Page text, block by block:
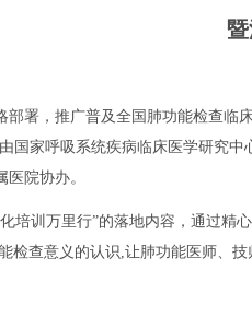
部署，推广普及全国肺功能检查
国家呼吸系统疾病临床医学研究
院协办。
培训万里行”的落地内容，通过
检查意义的认识,让肺功能医师、